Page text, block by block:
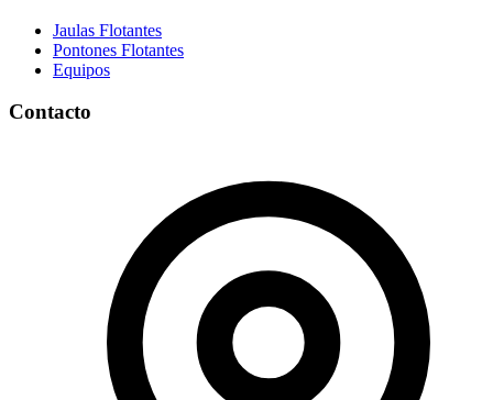
Jaulas Flotantes
Pontones Flotantes
Equipos
Contacto